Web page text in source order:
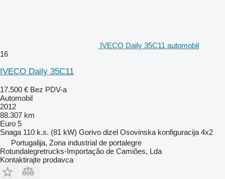
IVECO Daily 35C11 automobil
16
IVECO Daily 35C11
17.500 € Bez PDV-a
Automobil
2012
88.307 km
Euro 5
Snaga 110 k.s. (81 kW) Gorivo dizel Osovinska konfiguracija 4x2
Portugalija, Zona industrial de portalegre
Rotundalegretrucks-Importação de Camiões, Lda
Kontaktirajte prodavca